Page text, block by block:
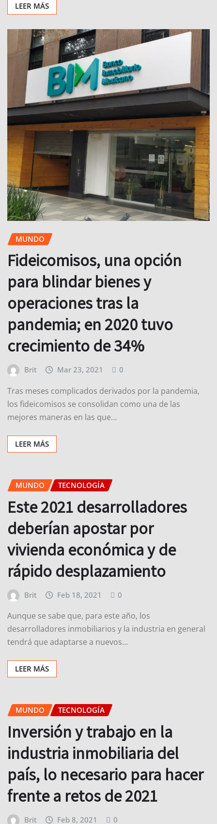
LEER MÁS
MUNDO
Fideicomisos, una opción
para blindar bienes y
operaciones tras la
pandemia; en 2020 tuvo
crecimiento de 34%
Brit Mar 23, 2021 0
Tras meses complicados derivados por la pandemia,
los fideicomisos se consolidan como una de las
mejores maneras en las que…
LEER MÁS
MUNDO TECNOLOGÍA
Este 2021 desarrolladores
deberían apostar por
vivienda económica y de
rápido desplazamiento
Brit Feb 18, 2021 0
Aunque se sabe que, para este año, los
desarrolladores inmobiliarios y la industria en general
tendrá que adaptarse a nuevos…
LEER MÁS
MUNDO TECNOLOGÍA
Inversión y trabajo en la
industria inmobiliaria del
país, lo necesario para hacer
frente a retos de 2021
Brit Feb 8, 2021 0